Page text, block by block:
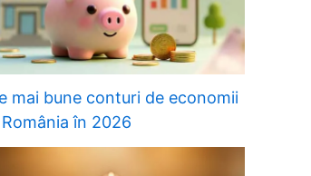
mai bune conturi de economii
în 2026